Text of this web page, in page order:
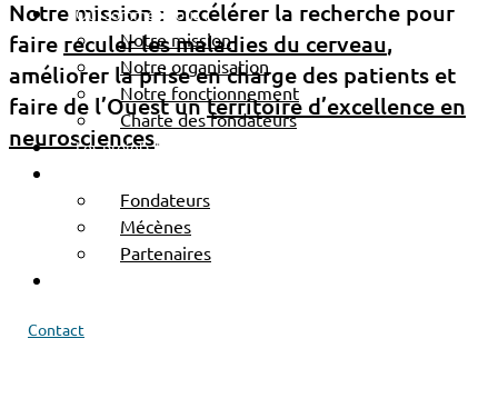
Qui sommes-nous ?
Notre mission
Notre organisation
Notre fonctionnement
Charte des fondateurs
Les projets financés
Fondateurs
Mécènes
Partenaires
Contact
Notre mission : accélérer la recherche pour
faire reculer les maladies du cerveau,
améliorer la prise en charge des patients et
faire de l’Ouest unterritoire d’excellence en
neurosciences.